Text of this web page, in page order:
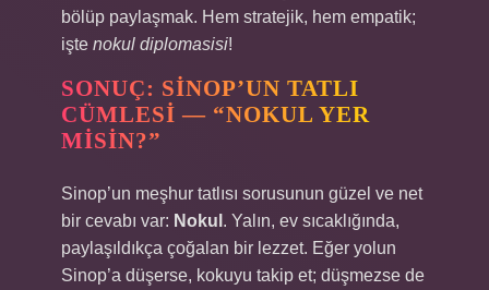
bölüp paylaşmak. Hem stratejik, hem empatik;
işte nokul diplomasisi!
SONUÇ: SINOP’UN TATLI
CÜMLESI — “NOKUL YER
MISIN?”
Sinop’un meşhur tatlısı sorusunun güzel ve net
bir cevabı var: Nokul . Yalın, ev sıcaklığında,
paylaşıldıkça çoğalan bir lezzet. Eğer yolun
Sinop’a düşerse, kokuyu takip et; düşmezse de